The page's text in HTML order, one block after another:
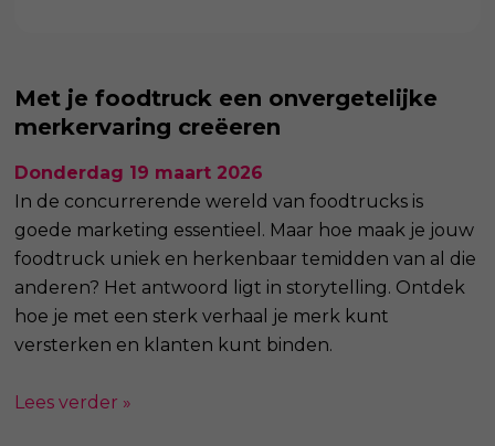
Met je foodtruck een onvergetelijke
merkervaring creëeren
Donderdag 19 maart 2026
In de concurrerende wereld van foodtrucks is
goede marketing essentieel. Maar hoe maak je jouw
foodtruck uniek en herkenbaar temidden van al die
anderen? Het antwoord ligt in storytelling. Ontdek
hoe je met een sterk verhaal je merk kunt
versterken en klanten kunt binden.
Lees verder »